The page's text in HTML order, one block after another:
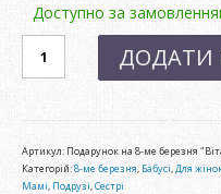
Доступно за
Подарунок
8-
з
крокусами
кількість
ДОДАТИ
Артикул: Подарунок на 8-ме березня
Категорій:8-ме березня, Бабусі,Для
Мамі, Подрузі,Сестрі